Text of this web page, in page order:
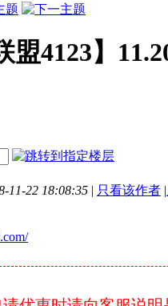
盟4123】
11-22 18:08:35 | 只看该作者 |